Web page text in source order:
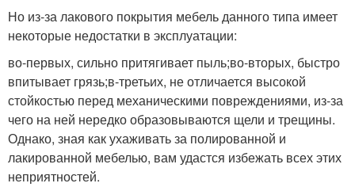
Но из-за лакового покрытия мебель данного типа имеет
некоторые недостатки в эксплуатации:
во-первых, сильно притягивает пыль;во-вторых, быстро
впитывает грязь;в-третьих, не отличается высокой
стойкостью перед механическими повреждениями, из-за
чего на ней нередко образовываются щели и трещины.
Однако, зная как ухаживать за полированной и
лакированной мебелью, вам удастся избежать всех этих
неприятностей.